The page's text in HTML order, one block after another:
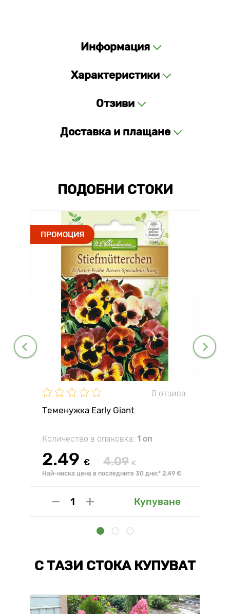
Информация
Характеристики
Отзиви
Доставка и плащане
ПОДОБНИ СТОКИ
ПРОМОЦИЯ
0 отзива
Теменужка Early Giant
Количество в опаковка: 1 оп
2.49 € 4.09 €
Най-ниска цена в последните 30 дни:* 2.49 €
Купуване
С ТАЗИ СТОКА КУПУВАТ